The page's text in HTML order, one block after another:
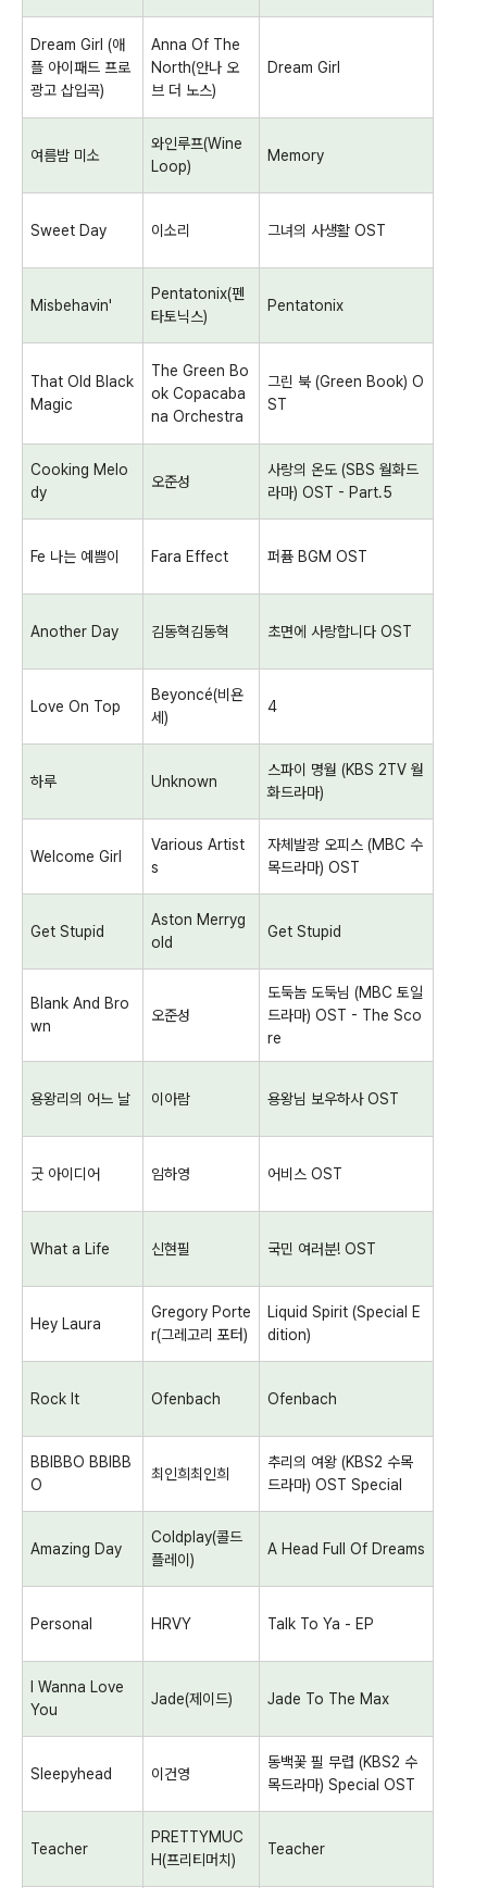
Dream Girl (애
플 아이패드 프로
광고 삽입곡)
Anna Of The
North(안나 오
브 더 노스)
Dream Girl
여름밤 미소
와인루프(Wine
Loop)
Memory
Sweet Day 이소리 그녀의 사생활 OST
Misbehavin'
Pentatonix(펜
타토닉스)
Pentatonix
That Old Black
Magic
The Green Bo
ok Copacaba
na Orchestra
그린 북 (Green Book) O
ST
Cooking Melo
dy
오준성
사랑의 온도 (SBS 월화드
라마) OST - Part.5
Fe 나는 예쁨이 Fara Effect 퍼퓸 BGM OST
Another Day 김동혁김동혁 초면에 사랑합니다 OST
Love On Top
Beyoncé(비욘
세)
4
하루 Unknown
스파이 명월 (KBS 2TV 월
화드라마)
Welcome Girl
Various Artist
s
자체발광 오피스 (MBC 수
목드라마) OST
Get Stupid
Aston Merryg
old
Get Stupid
Blank And Bro
wn
오준성
도둑놈 도둑님 (MBC 토일
드라마) OST - The Sco
re
용왕리의 어느 날 이아람 용왕님 보우하사OST
굿 아이디어 임하영 어비스 OST
What a Life 신현필 국민 여러분! OST
Hey Laura
Gregory Porte
r(그레고리 포터)
Liquid Spirit (Special E
dition)
Rock It Ofenbach Ofenbach
BBIBBO BBIBB
O
최인희최인희
추리의 여왕 (KBS2 수목
드라마) OST Special
Amazing Day
Coldplay(콜드
플레이)
A Head Full Of Dreams
Personal HRVY Talk To Ya - EP
I Wanna Love
You
Jade(제이드) Jade To The Max
Sleepyhead 이건영
동백꽃 필 무렵 (KBS2 수
목드라마) Special OST
Teacher
PRETTYMUC
H(프리티머치)
Teacher